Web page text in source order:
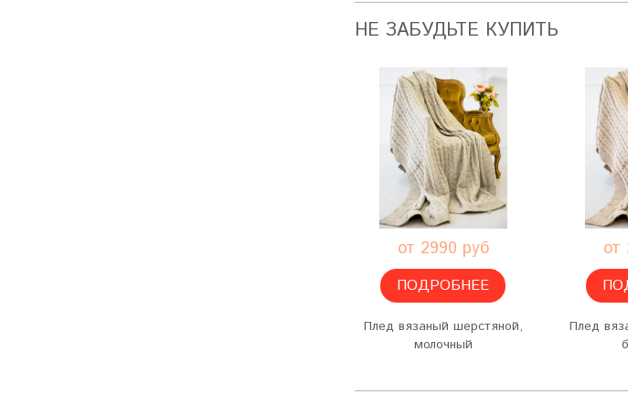
НЕ ЗАБУДЬТЕ КУПИТЬ
от 2990 руб
ПОДРОБНЕЕ
Плед вязаный шерстяной,
молочный
от
Плед